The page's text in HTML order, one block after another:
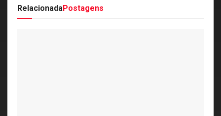
RelacionadaPostagens